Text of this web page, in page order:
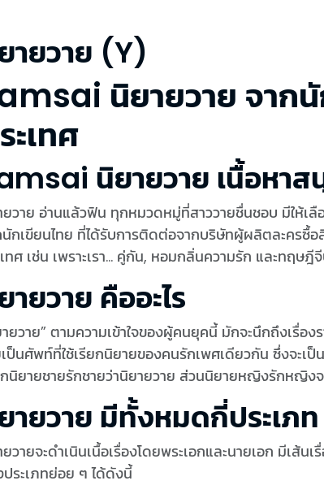
ายวาย (Y)
นิยายวาย จากนั
ะเทศ
นิยายวาย เนื้อหาส
ยวาย อ่านแล้วฟิน ทุกหมวดหมู่ที่สาววายชื่นชอบ มีให้เ
กเขียนไทย ที่ได้รับการติดต่อจากบริษัทผู้ผลิตละครซื้อ
ทศ เช่น เพราะเรา... คู่กัน, หอมกลิ่นความรัก และทฤษฎี
ายวาย คืออะไร
ยวาย” ตามความเข้าใจของผู้คนยุคนี้ มักจะนึกถึงเรื่อ
ป็นศัพท์ที่ใช้เรียกนิยายของคนรักเพศเดียวกัน ซึ่งจ
กนิยายชายรักชายว่านิยายวาย ส่วนนิยายหญิงรักหญิงจ
ายวาย มีทั้งหมดกี่ประเภท
วายจะดำเนินเนื้อเรื่องโดยพระเอกและนายเอก มีเส้
ระเภทย่อย ๆ ได้ดังนี้